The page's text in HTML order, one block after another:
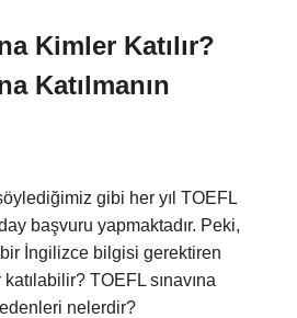
Kimler Katılır?
Katılmanın
gibi her yıl TOEFL
başvuru yapmaktadır. Peki,
İngilizce bilgisi gerektiren
TOEFL sınavına
nelerdir?